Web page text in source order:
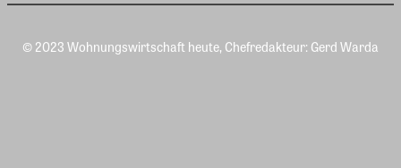
© 2023 Wohnungswirtschaft heute, Chefredakteur: Gerd Warda